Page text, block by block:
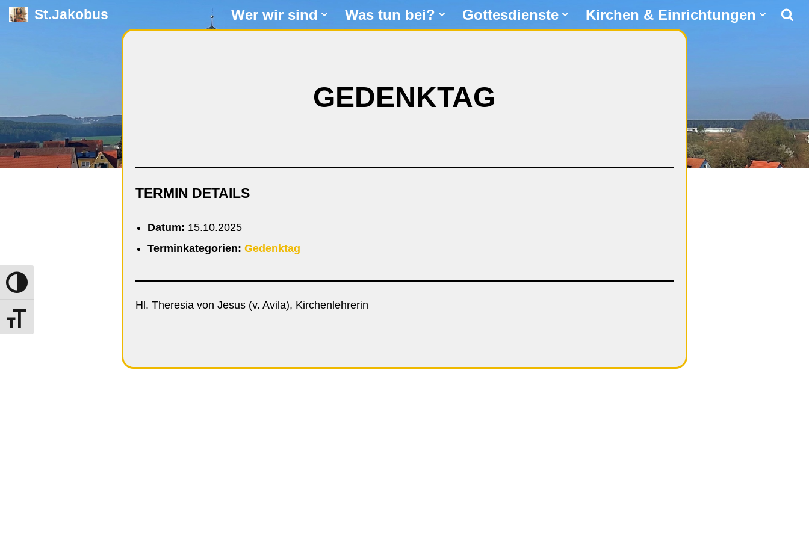
Umschalten auf hohe Kontraste
Schrift vergrößern
St.Jakobus Wer wir sind Was tun bei? Gottesdienste Kirchen & Einrichtungen
GEDENKTAG
TERMIN DETAILS
Datum: 15.10.2025
Terminkategorien: Gedenktag
Hl. Theresia von Jesus (v. Avila), Kirchenlehrerin